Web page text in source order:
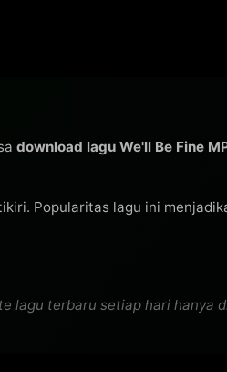
download lagu We'll Be Fine
Popularitas lagu ini
lagu terbaru setiap hari hanya